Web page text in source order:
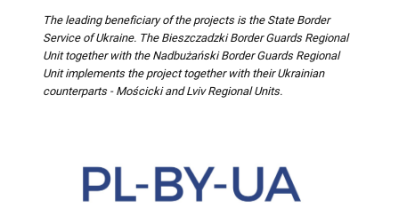
The leading beneficiary of the projects is the State Border
Service of Ukraine. The Bieszczadzki Border Guards Regional
Unit together with the Nadbużański Border Guards Regional
Unit implements the project together with their Ukrainian
counterparts - Mościcki and Lviv Regional Units.